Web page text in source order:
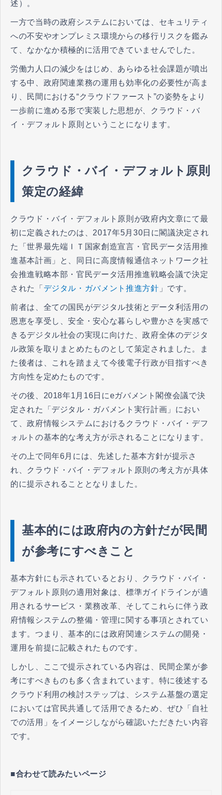
述）。
一方で当時の政府システムにおいては、セキュリティ
への不安やオンプレミス環境からの移行リスクを鑑み
て、なかなか積極的に活用できていませんでした。
労働力人口の減少をはじめ、あらゆる社会課題が噴出
する中、政府関連業務の運用も効率化の必要性が高ま
り、民間における“クラウドファースト”の姿勢をより
一歩前に進める形で実装した思想が、クラウド・バ
イ・デフォルト原則ということになります。
クラウド・バイ・デフォルト原則
策定の経緯
クラウド・バイ・デフォルト原則が政府内文章にて最
初に定義されたのは、2017年5月30日に閣議決定され
た「世界最先端ＩＴ国家創造宣言・官民データ活用推
進基本計画」と、同日に高度情報通信ネットワーク社
会推進戦略本部・官民データ活用推進戦略会議で決定
された「 デジタル・ガバメント推進方針 」です。
前者は、全ての国民がデジタル技術とデータ利活用の
恩恵を享受し、安全・安心な暮らしや豊かさを実感で
きるデジタル社会の実現に向けた、政府全体のデジタ
ル政策を取りまとめたものとして策定されました。ま
た後者は、これを踏まえて今後電子行政が目指すべき
方向性を定めたものです。
その後、2018年1月16日にeガバメント閣僚会議で決
定された「デジタル・ガバメント実行計画」におい
て、政府情報システムにおけるクラウド・バイ・デフ
ォルトの基本的な考え方が示されることになります。
その上で同年6月には、先述した基本方針が提示さ
れ、クラウド・バイ・デフォルト原則の考え方が具体
的に提示されることとなりました。
基本的には政府内の方針だが民間
が参考にすべきこと
基本方針にも示されているとおり、クラウド・バイ・
デフォルト原則の適用対象は、標準ガイドラインが適
用されるサービス・業務改革、そしてこれらに伴う政
府情報システムの整備・管理に関する事項とされてい
ます。つまり、基本的には政府関連システムの開発・
運用を前提に記載されたものです。
しかし、ここで提示されている内容は、民間企業が参
考にすべきものも多く含まれています。特に後述する
クラウド利用の検討ステップは、システム基盤の選定
においては官民共通して活用できるため、ぜひ「自社
での活用」をイメージしながら確認いただきたい内容
です。
■合わせて読みたいページ